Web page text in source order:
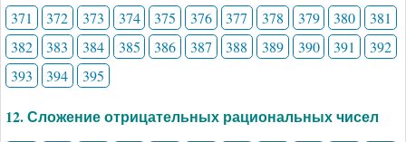
371 372 373 374 375 376 377 378 379 380
381
382
383 384 385 386 387 388 389 390 391
392
393
394 395
12. Сложение отрицательных рациональных чисел